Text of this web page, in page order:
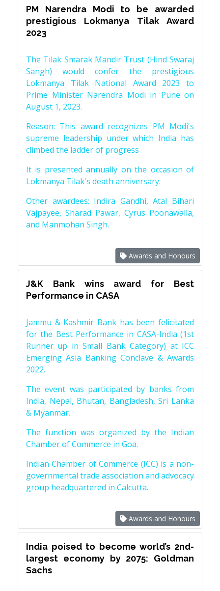
PM Narendra Modi to be awarded
prestigious Lokmanya Tilak Award
2023
The Tilak Smarak Mandir Trust (Hind Swaraj
Sangh) would confer the prestigious
Lokmanya Tilak National Award 2023 to
Prime Minister Narendra Modi in Pune on
August 1, 2023.
Reason: This award recognizes PM Modi's
supreme leadership under which India has
climbed the ladder of progress
It is presented annually on the occasion of
Lokmanya Tilak's death anniversary.
Other awardees: Indira Gandhi, Atal Bihari
Vajpayee, Sharad Pawar, Cyrus Poonawalla,
and Manmohan Singh.
Awards and Honours
J&K Bank wins award for Best
Performance in CASA
Jammu & Kashmir Bank has been felicitated
for the Best Performance in CASA-India (1st
Runner up in Small Bank Category) at ICC
Emerging Asia Banking Conclave & Awards
2022.
The event was participated by banks from
India, Nepal, Bhutan, Bangladesh, Sri Lanka
& Myanmar.
The function was organized by the Indian
Chamber of Commerce in Goa.
Indian Chamber of Commerce (ICC) is a non-
governmental trade association and advocacy
group headquartered in Calcutta.
Awards and Honours
India poised to become world’s 2nd-
largest economy by 2075: Goldman
Sachs